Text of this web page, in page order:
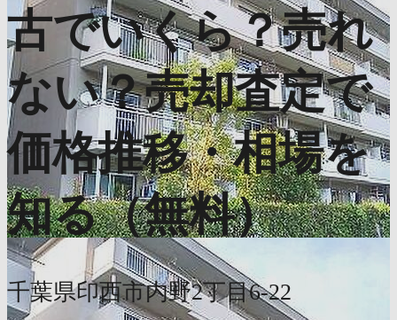
古でいくら？売れ
ない？売却査定で
価格推移・相場を
知る（無料）
千葉県印西市内野2丁目6-22